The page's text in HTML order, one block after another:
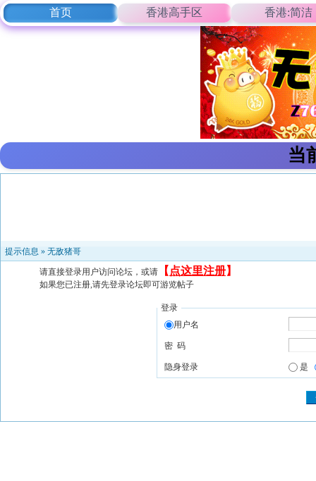
首页 香港高手区 香港:简洁
当
提示信息 » 无敌猪哥
请直接登录用户访问论坛，或请 【 点这里注册】
如果您已注册,请先登录论坛即可游览帖子
登录
用户名
密 码
隐身登录 是